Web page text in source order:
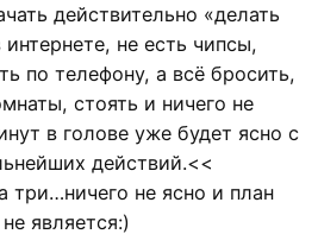
действительно «делать
не есть чипсы,
по телефону, а всё бросить,
стоять и ничего не
в голове уже будет ясно с
действий.<<
три…ничего не ясно и план
является:)